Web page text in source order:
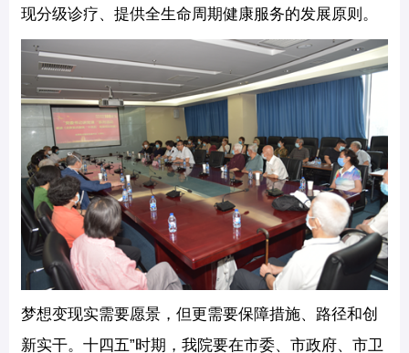
现分级诊疗、提供全生命周期健康服务的发展原则。
梦想变现实需要愿景，但更需要保障措施、路径和创
新实干。十四五”时期，我院要在市委、市政府、市卫